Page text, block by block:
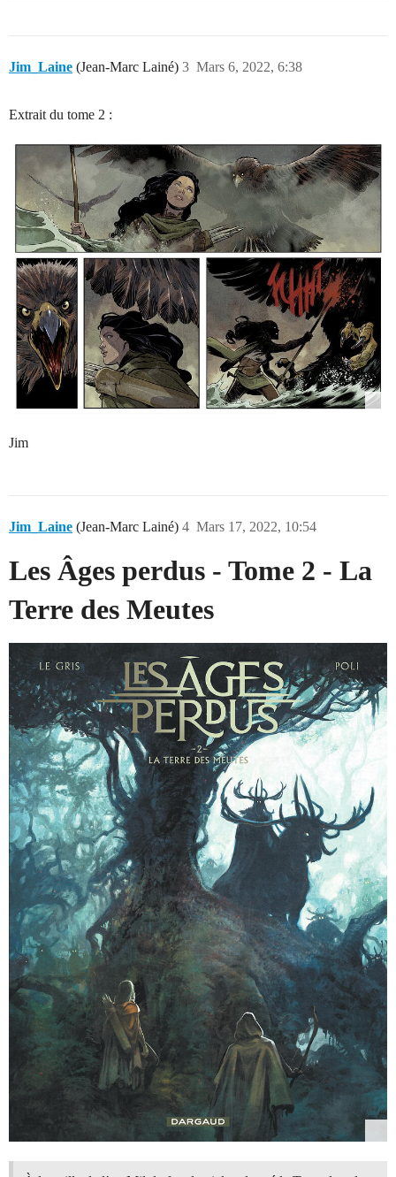
Jim_Laine (Jean-Marc Lainé) Mars 6, 2022, 6:38
3
Extrait du tome 2 :
Jim
Jim_Laine (Jean-Marc Lainé) Mars 17, 2022, 10:54
4
Les Âges perdus - Tome 2 - La
Terre des Meutes